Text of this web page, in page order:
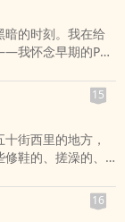
暗的时刻。我在给
我怀念早期的PC
风得风，要雨得
，至于win95，这是
于技术进步，而是
才看过的东西就
多大的地方。人
以往上写字，还
这些事没有人爱
15
街西里的地方，
鞋的、搓澡的、
，每天向往的都
模仿秀、辩论赛和
、搓澡时、卖杂碎
16